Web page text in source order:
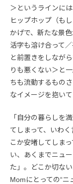
＞というラインに
ヒップホップ（も
かげで、新たな景
活字も溶け合って
と前置きをしなが
りも悪くない＞と
ちも流動するもの
なイメージを抱いて
「自分の暮らしを
てしまって、いわ
こか安堵してしま
い、あくまでニュ
た」。どこか切な
Momにとっての“ニ